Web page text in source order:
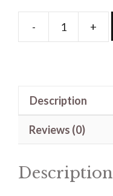
- +
Description
Reviews (0)
Description